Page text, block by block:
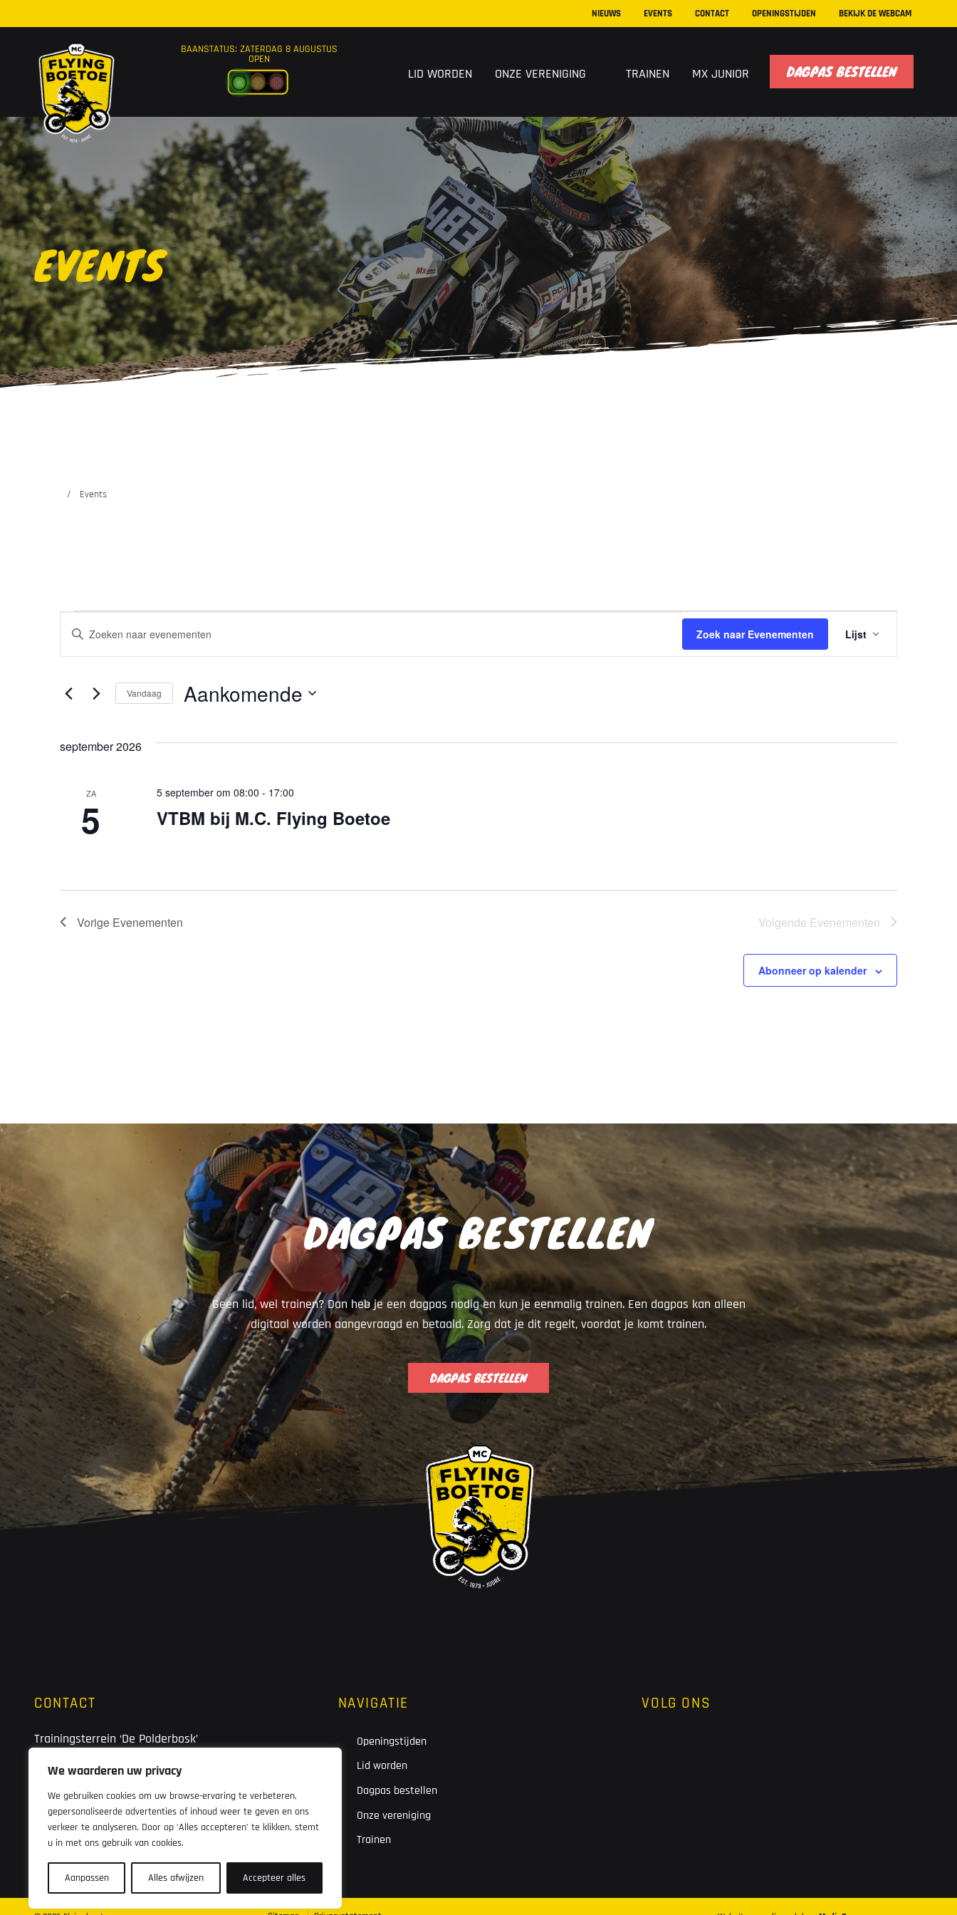
We waarderen uw privacy
We gebruiken cookies om uw browse-ervaring te verbeteren,
gepersonaliseerde advertenties of inhoud weer te geven en ons
verkeer te analyseren. Door op ‘Alles accepteren’ te klikken, stemt
u in met ons gebruik van cookies.
Aanpassen Alles afwijzen Accepteer alles
NIEUWS EVENTS CONTACT OPENINGSTIJDEN BEKIJK DE WEBCAM
BAANSTATUS: ZATERDAG 8 AUGUSTUS
OPEN
LID WORDEN ONZE VERENIGING TRAINEN MX JUNIOR DAGPAS BESTELLEN
EVENTS
Events
EVENEMENTEN
EVENEMENTEN
ZOEKEN
EN
NAVIGATIE
Zoek
met
Zoek naar Evenementen Lijst
Vandaag Aankomende
september 2026
ZA
5 VTBM bij M.C. Flying Boetoe
5 september om 08:00 - 17:00
Vorige Evenementen Volgende Evenementen
Abonneer op kalender
DAGPAS BESTELLEN
Geen lid, wel trainen? Dan heb je een dagpas nodig en kun je eenmalig trainen. Een dagpas kan alleen
digitaal worden aangevraagd en betaald. Zorg dat je dit regelt, voordat je komt trainen.
DAGPAS BESTELLEN
CONTACT
Trainingsterrein ‘De Polderbosk’
8502 TJ Joure
Telefoonnummer kantine:
0513-414981
NAVIGATIE
Openingstijden
Lid worden
Dagpas bestellen
Onze vereniging
Trainen
VOLG ONS